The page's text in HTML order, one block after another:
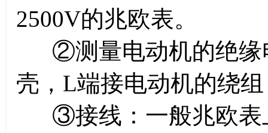
2500V的兆欧表。
②测量电动机的绝缘
壳，L端接电动机的绕
③接线：一般兆欧表